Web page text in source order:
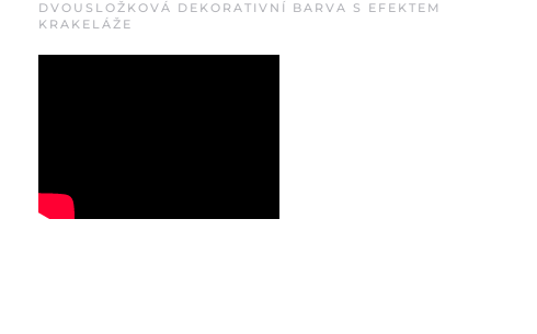
DVOUSLOŽKOVÁ DEKORATIVNÍ BARVA S EFEKTEM
KRAKELÁŽE